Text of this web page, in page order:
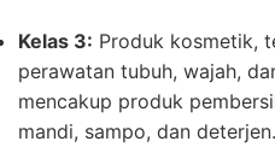
Kelas 3: Produk kosmetik,
perawatan tubuh, wajah,
mencakup produk
mandi, sampo, dan deterjen.